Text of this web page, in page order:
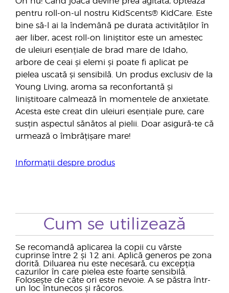
pentru roll-on-ul nostru KidScents® KidCare. Este
bine să-l ai la îndemână pe durata activităților în
aer liber, acest roll-on liniștitor este un amestec
de uleiuri esențiale de brad mare de Idaho,
arbore de ceai și elemi și poate fi aplicat pe
pielea uscată și sensibilă. Un produs exclusiv de la
Young Living, aroma sa reconfortantă și
liniștitoare calmează în momentele de anxietate.
Acesta este creat din uleiuri esențiale pure, care
susțin aspectul sănătos al pielii. Doar asigură-te că
urmează o îmbrățișare mare!
Informații despre produs
Cum se utilizează
Se recomandă aplicarea la copii cu vârste
cuprinse între 2 și 12 ani. Aplică generos pe zona
dorită. Diluarea nu este necesară, cu excepția
cazurilor în care pielea este foarte sensibilă.
Folosește de câte ori este nevoie. A se păstra într-
un loc întunecos și răcoros.